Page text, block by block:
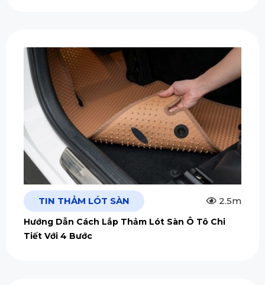
TIN THẢM LÓT SÀN 2.5m
Hướng Dẫn Cách Lắp Thảm Lót Sàn Ô Tô Chi
Tiết Với 4 Bước